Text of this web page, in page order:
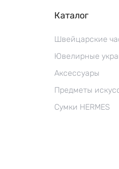
Каталог
Швейцарские
Ювелирные
Аксессуары
Предметы
Сумки HERMES